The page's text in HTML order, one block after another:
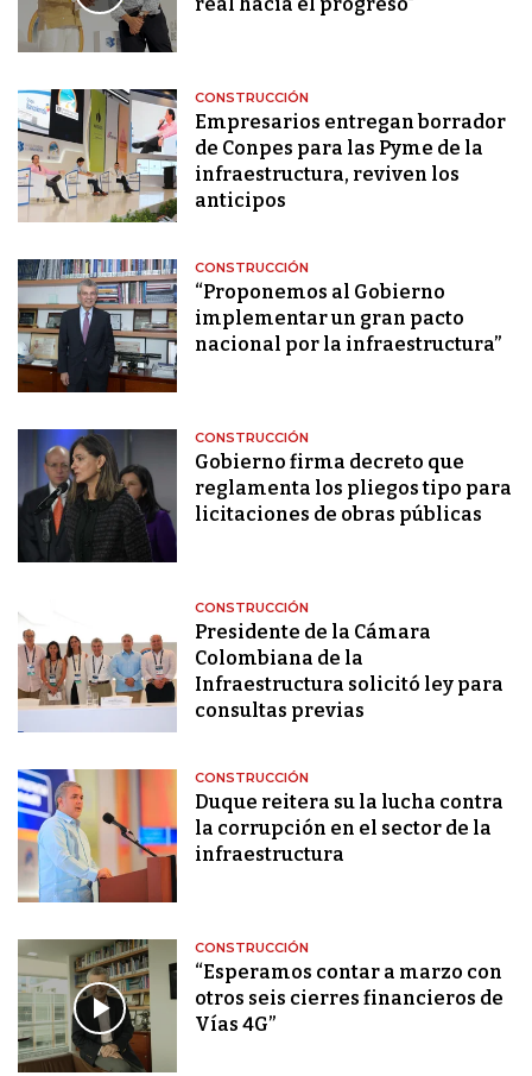
CONSTRUCCIÓN
Empresarios entregan borrador
de Conpes para las Pyme de la
infraestructura, reviven los
anticipos
CONSTRUCCIÓN
“Proponemos al Gobierno
implementar un gran pacto
nacional por la infraestructura”
CONSTRUCCIÓN
Gobierno firma decreto que
reglamenta los pliegos tipo para
licitaciones de obras públicas
CONSTRUCCIÓN
Presidente de la Cámara
Colombiana de la
Infraestructura solicitó ley para
consultas previas
CONSTRUCCIÓN
Duque reitera su la lucha contra
la corrupción en el sector de la
infraestructura
CONSTRUCCIÓN
“Esperamos contar a marzo con
otros seis cierres financieros de
Vías 4G”